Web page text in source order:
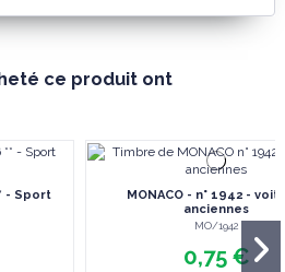
ce produit ont
- Sport
MONACO - n° 1942 -
anciennes
MO/1942
0,75 €